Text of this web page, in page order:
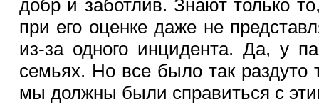
добр и заботлив. Знают только
при его оценке даже не
из-за одного инцидента. Да, у
семьях. Но все было так раздуто
мы должны были справиться с